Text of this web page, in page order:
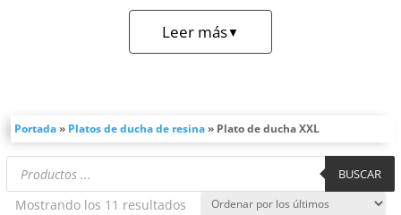
absoluto y una zona de aguas sin
restricciones de espacio encuentra su
soluciones de gran formato se ha
consolidado como la opción preferida
para proyectos residenciales de lujo o
para sustituciones complejas de antiguas
Leer más▼
Portada» Platos de ducha de resina» Plato de ducha XXL
Búsqueda
de
productos
BUSCAR
Mostrando los 11 resultadosOrdenado